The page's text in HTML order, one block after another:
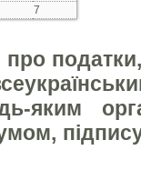
7
про
яким